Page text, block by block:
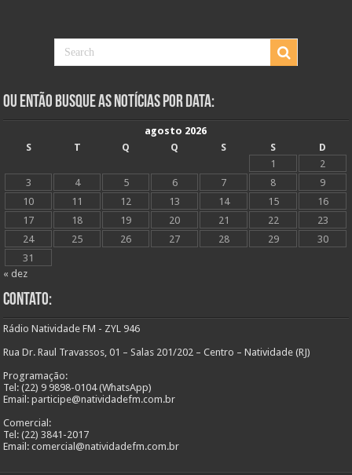
Ou Então Busque as Notícias Por Data:
agosto 2026
S
T Q Q S S
D
1
2
3
4 5 6 7 8
9
10
11 12 13 14 15
16
17
18 19 20 21 22
23
24
25 26 27 28 29
30
31
« dez
Contato:
Rádio Natividade FM - ZYL 946
Rua Dr. Raul Travassos, 01 – Salas 201/202 – Centro – Natividade (RJ)
Programação:
Tel: (22) 9 9898-0104 (WhatsApp)
Email: participe@natividadefm.com.br
Comercial:
Tel: (22) 3841-2017
Email: comercial@natividadefm.com.br